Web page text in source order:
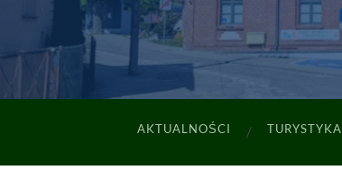
AKTUALNOŚCI TURYSTYKA